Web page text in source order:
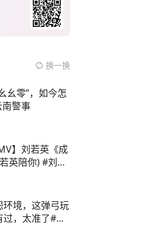
换一换
幺零”，如今怎
警事
】刘若英《成
英陪你) #刘若
环境，这弹弓玩
，太准了#弹